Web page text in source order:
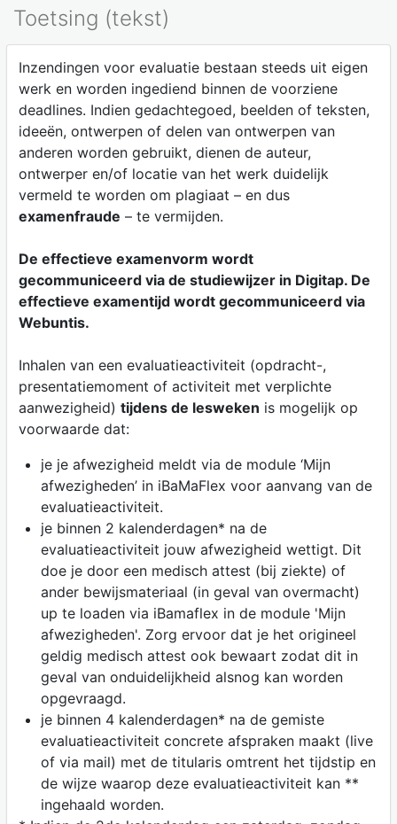
Toetsing (tekst)
Inzendingen voor evaluatie bestaan steeds uit eigen
werk en worden ingediend binnen de voorziene
deadlines. Indien gedachtegoed, beelden of teksten,
ideeën, ontwerpen of delen van ontwerpen van
anderen worden gebruikt, dienen de auteur,
ontwerper en/of locatie van het werk duidelijk
vermeld te worden om plagiaat – en dus
examenfraude – te vermijden.
De effectieve examenvorm wordt
gecommuniceerd via de studiewijzer in Digitap. De
effectieve examentijd wordt gecommuniceerd via
Webuntis.
Inhalen van een evaluatieactiviteit (opdracht-,
presentatiemoment of activiteit met verplichte
aanwezigheid) tijdens de lesweken is mogelijk op
voorwaarde dat:
je je afwezigheid meldt via de module ‘Mijn
afwezigheden’ in iBaMaFlex voor aanvang van de
evaluatieactiviteit.
je binnen 2 kalenderdagen* na de
evaluatieactiviteit jouw afwezigheid wettigt. Dit
doe je door een medisch attest (bij ziekte) of
ander bewijsmateriaal (in geval van overmacht)
up te loaden via iBamaflex in de module 'Mijn
afwezigheden'. Zorg ervoor dat je het origineel
geldig medisch attest ook bewaart zodat dit in
geval van onduidelijkheid alsnog kan worden
opgevraagd.
je binnen 4 kalenderdagen* na de gemiste
evaluatieactiviteit concrete afspraken maakt (live
of via mail) met de titularis omtrent het tijdstip en
de wijze waarop deze evaluatieactiviteit kan **
ingehaald worden.